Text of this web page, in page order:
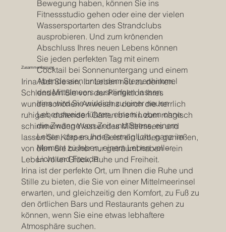
Bewegung haben, können Sie ins
Fitnessstudio gehen oder eine der vielen
Wassersportarten des Strandclubs
ausprobieren. Und zum krönenden
Abschluss Ihres neuen Lebens können
Sie jeden perfekten Tag mit einem
Cocktail bei Sonnenuntergang und einem
Abendessen unter dem Sternenhimmel
des Mittelmeers ausklingen lassen.
Irina wird Sie wirklich zu einer neuen
Lebensweise führen, einem Leben ohne
die Zwänge von Zeit und Stress, einem
Leben, das es Ihnen ermöglicht, ganz im
Moment zu leben, einem Leben voller
Licht und Freude.
Zusammenfassung
Irina lädt Sie ein, Ihr Leben neu zu denken.
Schlendern Sie von der Perfektion Ihres
wunderschönen Anwesens durch die herrlich
ruhigen, duftenden Gärten bis hin zum magisch
schimmernden Wasser des Mittelmeers und
lassen Sie Körper und Geist ein Leben genießen,
von dem Sie bisher nur geträumt haben – ein
Leben voller Glück, Ruhe und Freiheit.
Irina ist der perfekte Ort, um Ihnen die Ruhe und
Stille zu bieten, die Sie von einer Mittelmeerinsel
erwarten, und gleichzeitig den Komfort, zu Fuß zu
den örtlichen Bars und Restaurants gehen zu
können, wenn Sie eine etwas lebhaftere
Atmosphäre suchen.